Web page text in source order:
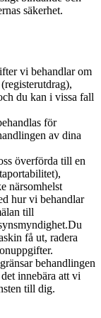
säkerhet.
vi behandlar om
du kan i vissa fall
för
av dina
överförda till en
närsomhelst
hur vi behandlar
till
få ut, radera
behandlingen
innebära att vi
till dig.